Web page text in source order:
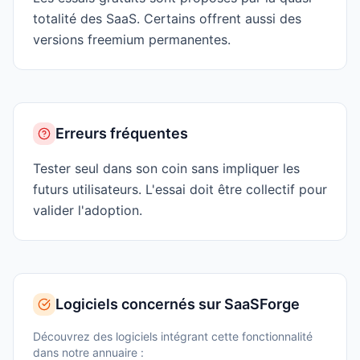
totalité des SaaS. Certains offrent aussi des
versions freemium permanentes.
Erreurs fréquentes
Tester seul dans son coin sans impliquer les
futurs utilisateurs. L'essai doit être collectif pour
valider l'adoption.
Logiciels concernés sur SaaSForge
Découvrez des logiciels intégrant cette fonctionnalité
dans notre annuaire :